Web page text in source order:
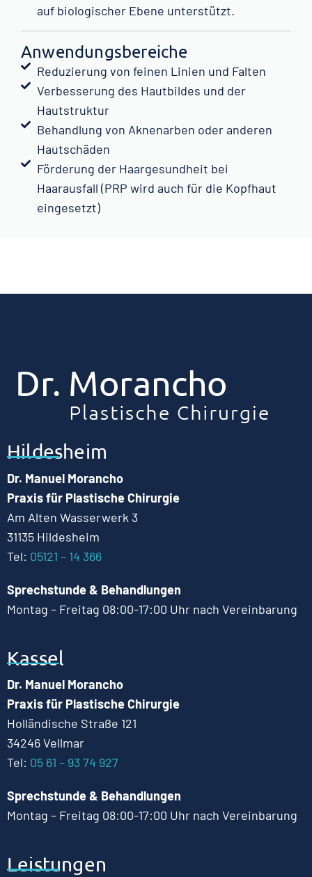
auf biologischer Ebene unterstützt.
Anwendungsbereiche
Reduzierung von feinen Linien und Falten
Verbesserung des Hautbildes und der
Hautstruktur
Behandlung von Aknenarben oder anderen
Hautschäden
Förderung der Haargesundheit bei
Haarausfall (PRP wird auch für die Kopfhaut
eingesetzt)
Hildesheim
Dr. Manuel Morancho
Praxis für Plastische Chirurgie
Am Alten Wasserwerk 3
31135 Hildesheim
Tel: 05121 – 14 366
Sprechstunde & Behandlungen
Montag – Freitag 08:00-17:00 Uhr nach Vereinbarung
Kassel
Dr. Manuel Morancho
Praxis für Plastische Chirurgie
Holländische Straße 121
34246 Vellmar
Tel: 05 61 – 93 74 927
Sprechstunde & Behandlungen
Montag – Freitag 08:00-17:00 Uhr nach Vereinbarung
Leistungen